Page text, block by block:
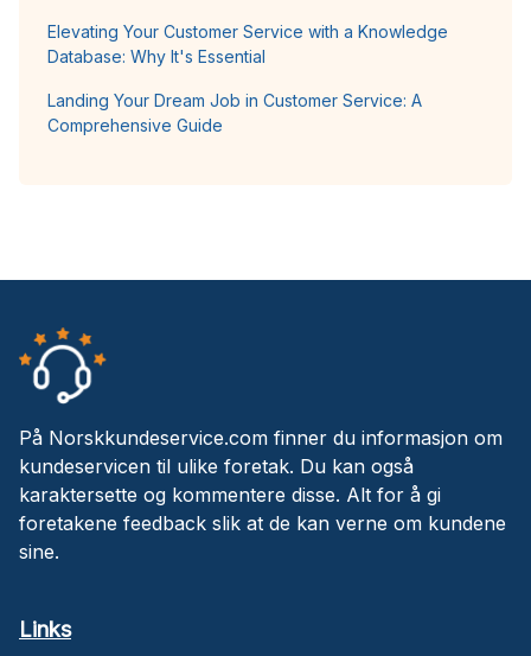
Elevating Your Customer Service with a Knowledge
Database: Why It's Essential
Landing Your Dream Job in Customer Service: A
Comprehensive Guide
På Norskkundeservice.com finner du informasjon om
kundeservicen til ulike foretak. Du kan også
karaktersette og kommentere disse. Alt for å gi
foretakene feedback slik at de kan verne om kundene
sine.
Links